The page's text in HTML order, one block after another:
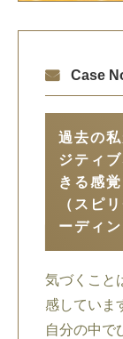
Case
過去の
ジティ
きる感
（スピ
ーディン
気づくこと
感していま
自分の中で